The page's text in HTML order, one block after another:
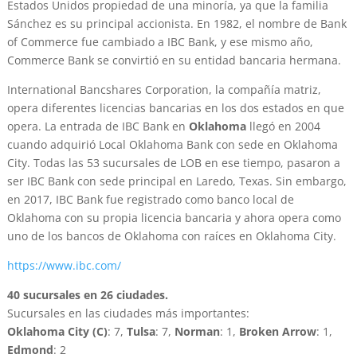
Estados Unidos propiedad de una minoría, ya que la familia
Sánchez es su principal accionista. En 1982, el nombre de Bank
of Commerce fue cambiado a IBC Bank, y ese mismo año,
Commerce Bank se convirtió en su entidad bancaria hermana.
International Bancshares Corporation, la compañía matriz,
opera diferentes licencias bancarias en los dos estados en que
opera. La entrada de IBC Bank en Oklahomallegó en 2004
cuando adquirió Local Oklahoma Bank con sede en Oklahoma
City. Todas las 53 sucursales de LOB en ese tiempo, pasaron a
ser IBC Bank con sede principal en Laredo, Texas. Sin embargo,
en 2017, IBC Bank fue registrado como banco local de
Oklahoma con su propia licencia bancaria y ahora opera como
uno de los bancos de Oklahoma con raíces en Oklahoma City.
https://www.ibc.com/
40 sucursales en 26 ciudades.
Sucursales en las ciudades más importantes:
Oklahoma City (C): 7, Tulsa: 7, Norman: 1, Broken Arrow: 1,
Edmond: 2